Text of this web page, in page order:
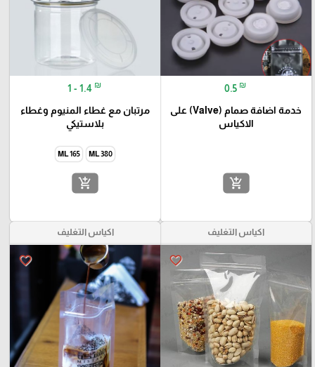
0.5 ₪
خدمة اضافة صمام (Valve) على
الاكياس
add_shopping_cart
1 - 1.4 ₪
مرتبان مع غطاء المنيوم وغطاء
بلاستيكي
380 ML
165 ML
add_shopping_cart
اكياس التغليف
favorite_border
اكياس التغليف
favorite_border